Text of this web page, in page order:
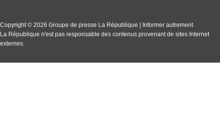
Copyright © 2026 Groupe de presse La République | Informer autrement
La République n'est pas responsable des contenus provenant de sites Internet
externes.